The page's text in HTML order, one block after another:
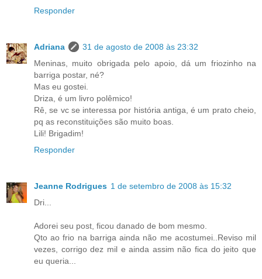
Responder
Adriana
31 de agosto de 2008 às 23:32
Meninas, muito obrigada pelo apoio, dá um friozinho na
barriga postar, né?
Mas eu gostei.
Driza, é um livro polêmico!
Rê, se vc se interessa por história antiga, é um prato cheio,
pq as reconstituições são muito boas.
Lili! Brigadim!
Responder
Jeanne Rodrigues 1 de setembro de 2008 às 15:32
Dri...
Adorei seu post, ficou danado de bom mesmo.
Qto ao frio na barriga ainda não me acostumei..Reviso mil
vezes, corrigo dez mil e ainda assim não fica do jeito que
eu queria...